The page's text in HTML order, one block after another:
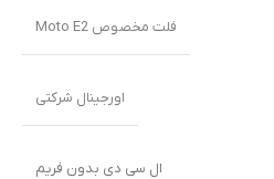
فلت مخصوص Moto E2
اورجینال شرکتی
ال سی دی بدون فریم